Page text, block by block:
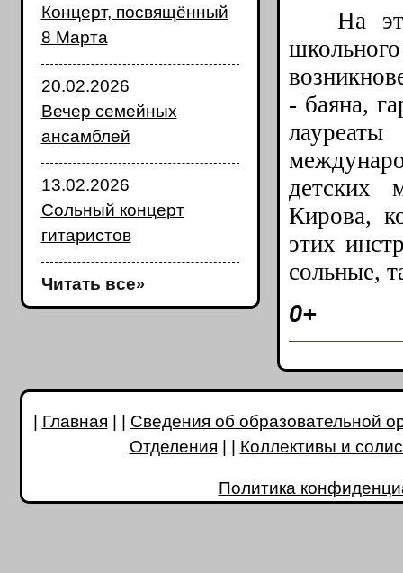
Концерт, посвящённый
8 Марта
20.02.2026
Вечер семейных
ансамблей
13.02.2026
Сольный концерт
гитаристов
Читать все»
На
- баяна,
детских
Кирова,
этих
сольные,
0+
| Главная | | Сведения об образовательной
Отделения | | Коллективы и
Политика